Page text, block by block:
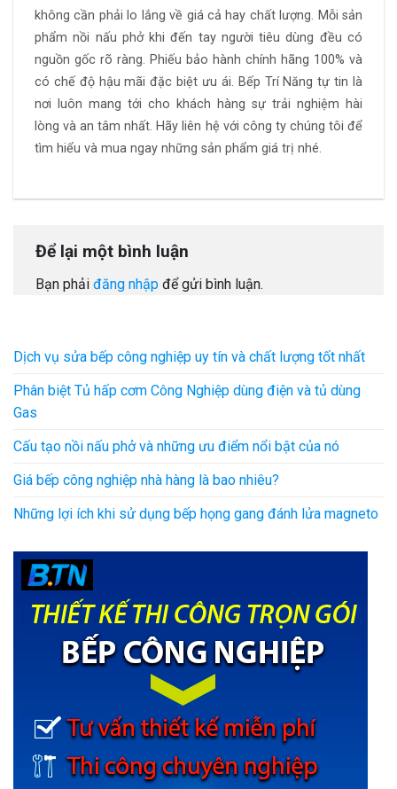
không cần phải lo lắng về giá cả hay chất lượng. Mỗi sản
phẩm nồi nấu phở khi đến tay người tiêu dùng đều có
nguồn gốc rõ ràng. Phiếu bảo hành chính hãng 100% và
có chế độ hậu mãi đặc biệt ưu ái. Bếp Trí Năngtự tin là
nơi luôn mang tới cho khách hàng sự trải nghiệm hài
lòng và an tâm nhất. Hãy liên hệ với công ty chúng tôi để
tìm hiểu và mua ngay những sản phẩm giá trị nhé.
Để lại một bình luận
Bạn phải đăng nhập để gửi bình luận.
Dịch vụ sửa bếp công nghiệp uy tín và chất lượng tốt nhất
Phân biệt Tủ hấp cơm Công Nghiệp dùng điện và tủ dùng
Gas
Cấu tạo nồi nấu phở và những ưu điểm nổi bật của nó
Giá bếp công nghiệp nhà hàng là bao nhiêu?
Những lợi ích khi sử dụng bếp họng gang đánh lửa magneto